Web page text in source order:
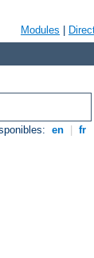
Modules
en fr